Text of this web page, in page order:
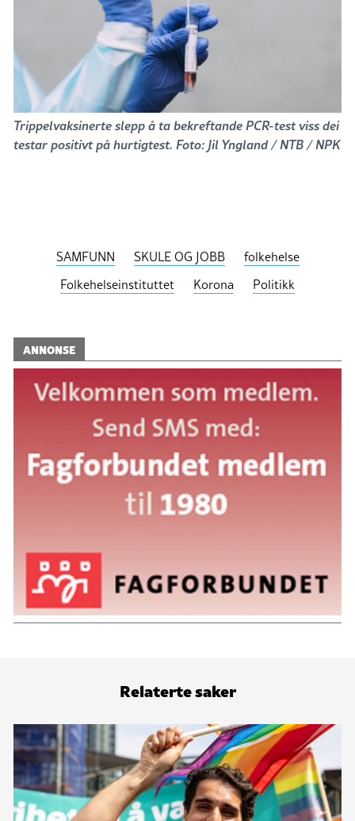
Trippelvaksinerte slepp å ta bekreftande PCR-test viss dei
testar positivt på hurtigtest. Foto: Jil Yngland / NTB / NPK
SAMFUNN SKULE OG JOBB
folkehelse
Folkehelseinstituttet
Korona Politikk
ANNONSE
Relaterte saker